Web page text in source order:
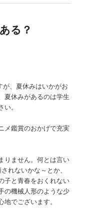
る？
、夏休みはいかがお
夏休みがあるのは学生
。
メ鑑賞のおかげで充実
りません。何とは言い
れないかな～とか、
子と青春をおくれない
の機械人形のような少
でございます。